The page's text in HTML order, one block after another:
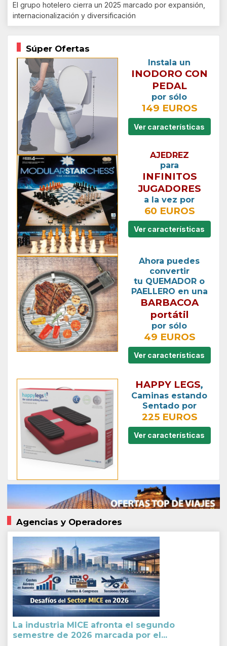
El grupo hotelero cierra un 2025 marcado por expansión,
internacionalización y diversificación
Súper Ofertas
Instala un
INODORO CON
PEDAL
por sólo
149 EUROS
Ver características
AJEDREZ
para
INFINITOS
JUGADORES
a la vez por
60 EUROS
Ver características
Ahora puedes
convertir
tu QUEMADOR o
PAELLERO en una
BARBACOA
portátil
por sólo
49 EUROS
Ver características
HAPPY LEGS,
Caminas estando
Sentado por
225 EUROS
Ver características
Agencias y Operadores
La industria MICE afronta el segundo
semestre de 2026 marcada por el...